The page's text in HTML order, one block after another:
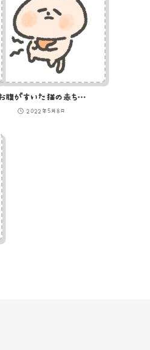
お腹がすいた猫の赤ちゃんのイラスト
2022年5月8日